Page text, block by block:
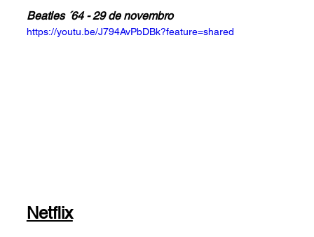
Beatles ´64 - 29 de novembro
https://youtu.be/J794AvPbDBk?feature=shared
Netflix